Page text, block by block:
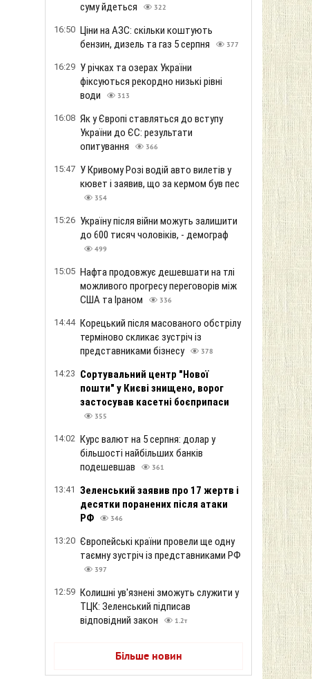
суму йдеться
322
16:50 Ціни на АЗС: скільки коштують
бензин, дизель та газ 5 серпня
377
16:29 У річках та озерах України
фіксуються рекордно низькі рівні
води
313
16:08 Як у Європі ставляться до вступу
України до ЄС: результати
опитування
366
15:47 У Кривому Розі водій авто вилетів у
кювет і заявив, що за кермом був пес
354
15:26 Україну після війни можуть залишити
до 600 тисяч чоловіків, - демограф
499
15:05 Нафта продовжує дешевшати на тлі
можливого прогресу переговорів між
США та Іраном
336
14:44 Корецький після масованого обстрілу
терміново скликає зустріч із
представниками бізнесу
378
14:23 Сортувальний центр "Нової
пошти" у Києві знищено, ворог
застосував касетні боєприпаси
355
14:02 Курс валют на 5 серпня: долар у
більшості найбільших банків
подешевшав
361
13:41 Зеленський заявив про 17 жертв і
десятки поранених після атаки
РФ
346
13:20 Європейські країни провели ще одну
таємну зустріч із представниками РФ
397
12:59 Колишні ув'язнені зможуть служити у
ТЦК: Зеленський підписав
відповідний закон
1.2т
Більше новин